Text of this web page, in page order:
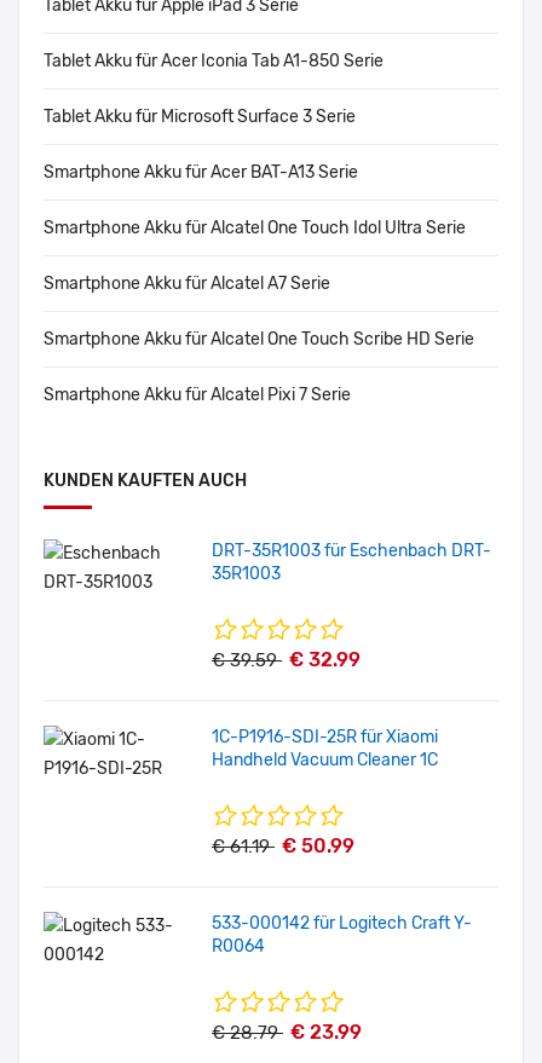
Tablet Akku für Apple iPad 3 Serie
Tablet Akku für Acer Iconia Tab A1-850 Serie
Tablet Akku für Microsoft Surface 3 Serie
Smartphone Akku für Acer BAT-A13 Serie
Smartphone Akku für Alcatel One Touch Idol Ultra Serie
Smartphone Akku für Alcatel A7 Serie
Smartphone Akku für Alcatel One Touch Scribe HD Serie
Smartphone Akku für Alcatel Pixi 7 Serie
KUNDEN KAUFTEN AUCH
DRT-35R1003 für Eschenbach DRT-
35R1003
€ 39.59 € 32.99
1C-P1916-SDI-25R für Xiaomi
Handheld Vacuum Cleaner 1C
€ 61.19 € 50.99
533-000142 für Logitech Craft Y-
R0064
€ 28.79 € 23.99